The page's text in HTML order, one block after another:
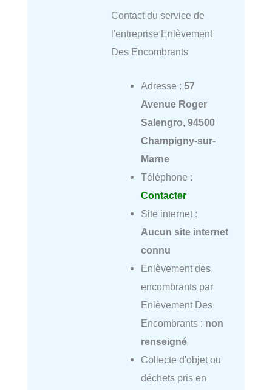
Contact du service de
l'entreprise Enlèvement
Des Encombrants
Adresse : 57
Avenue Roger
Salengro, 94500
Champigny-sur-
Marne
Téléphone :
Contacter
Site internet :
Aucun site internet
connu
Enlèvement des
encombrants par
Enlèvement Des
Encombrants : non
renseigné
Collecte d'objet ou
déchets pris en